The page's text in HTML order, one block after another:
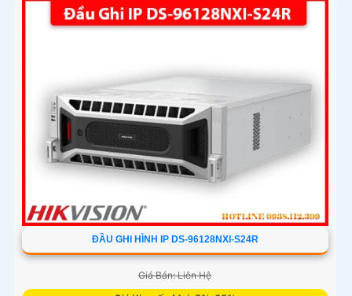
ĐẦU GHI HÌNH IP DS-96128NXI-S24R
Giá Bán: Liên Hệ